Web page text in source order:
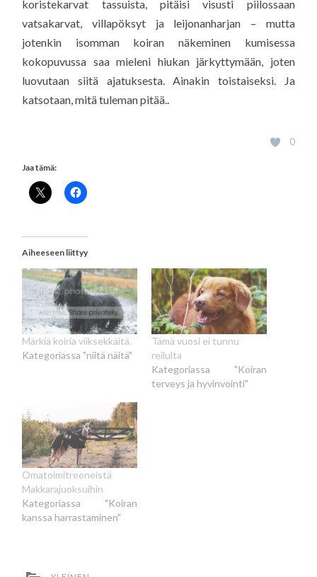
koristekarvat tassuista, pitäisi visusti piilossaan
vatsakarvat, villapöksyt ja leijonanharjan – mutta
jotenkin isomman koiran näkeminen kumisessa
kokopuvussa saa mieleni hiukan järkyttymään, joten
luovutaan siitä ajatuksesta. Ainakin toistaiseksi. Ja
katsotaan, mitä tuleman pitää..
0
Jaa tämä:
Aiheeseen liittyy
Märkiä koiria viiksekkäitä.
Kategoriassa "niitä näitä"
Tämä vuosi ei tunnu
reilulta
Kategoriassa "Koiran
terveys ja hyvinvointi"
Omatoimitreeneistä
Makkarajuoksuihin
Kategoriassa "Koiran
kanssa harrastaminen"